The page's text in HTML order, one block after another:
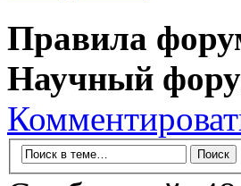
Правила
Научный